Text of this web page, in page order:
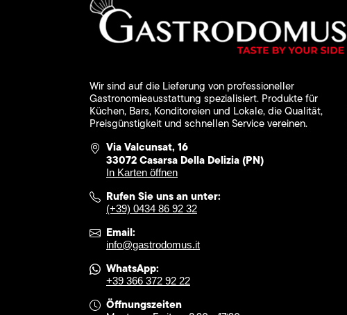
Wir sind auf die Lieferung von professioneller
Gastronomieausstattung spezialisiert. Produkte für
Küchen, Bars, Konditoreien und Lokale, die Qualität,
Preisgünstigkeit und schnellen Service vereinen.
Via Valcunsat, 16
33072 Casarsa Della Delizia (PN)
In Karten öffnen
Rufen Sie uns an unter:
(+39) 0434 86 92 32
Email:
info@gastrodomus.it
WhatsApp:
+39 366 372 92 22
Öffnungszeiten